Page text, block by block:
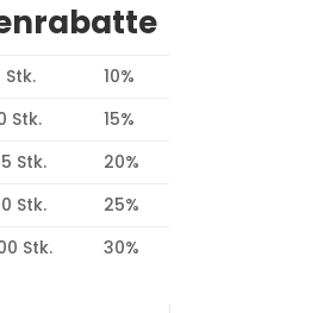
Stk.
10%
Stk.
15%
Stk.
20%
Stk.
25%
Stk.
30%